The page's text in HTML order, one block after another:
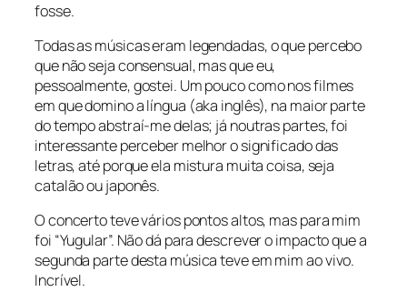
fosse.
Todas as músicas eram legendadas, o que percebo
que não seja consensual, mas que eu,
pessoalmente, gostei. Um pouco como nos filmes
em que domino a língua (aka inglês), na maior parte
do tempo abstraí-me delas; já noutras partes, foi
interessante perceber melhor o significado das
letras, até porque ela mistura muita coisa, seja
catalão ou japonês.
O concerto teve vários pontos altos, mas para mim
foi “Yugular”. Não dá para descrever o impacto que a
segunda parte desta música teve em mim ao vivo.
Incrível.